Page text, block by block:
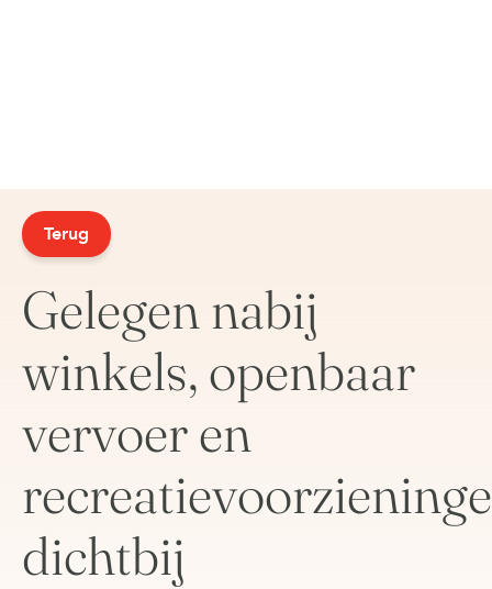
Terug
Gelegen nabij
winkels, openbaar
vervoer en
dichtbij